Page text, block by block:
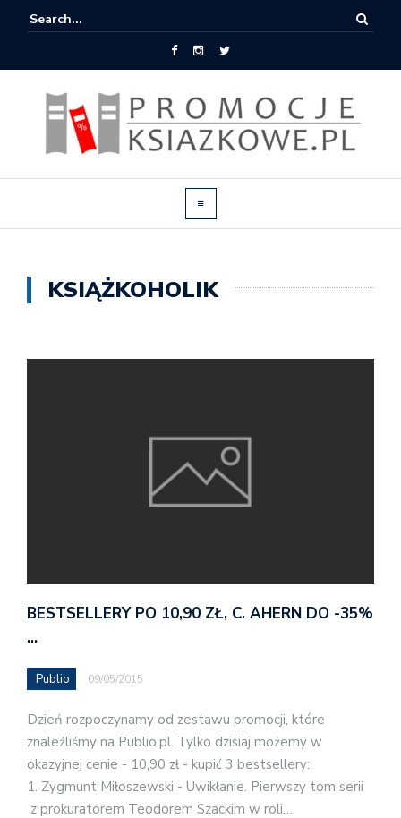
KSIĄŻKOHOLIK
BESTSELLERY PO 10,90 ZŁ, C. AHERN DO -35%
…
Publio 09/05/2015
Dzień rozpoczynamy od zestawu promocji, które
znaleźliśmy na Publio.pl. Tylko dzisiaj możemy w
okazyjnej cenie - 10,90 zł - kupić 3 bestsellery:
1. Zygmunt Miłoszewski - Uwikłanie. Pierwszy tom serii
z prokuratorem Teodorem Szackim w roli…